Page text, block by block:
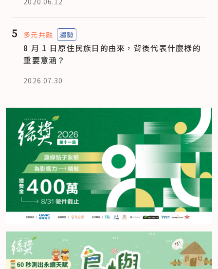
5 多元共融 趨勢
8 月 1 日原住民族日的由來，背後代表什麼樣的
重要意涵？
2026.07.30